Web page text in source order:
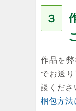
３
作品を
でお送
談くださ
梱包方法